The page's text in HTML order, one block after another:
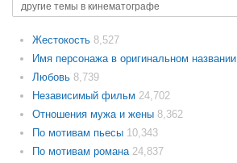
другие темы в кинематографе
Жестокость 8,527
Имя персонажа в оригинальном названии
Любовь 8,739
Независимый фильм 24,702
Отношения мужа и жены 8,362
По мотивам пьесы 10,343
По мотивам романа 24,837